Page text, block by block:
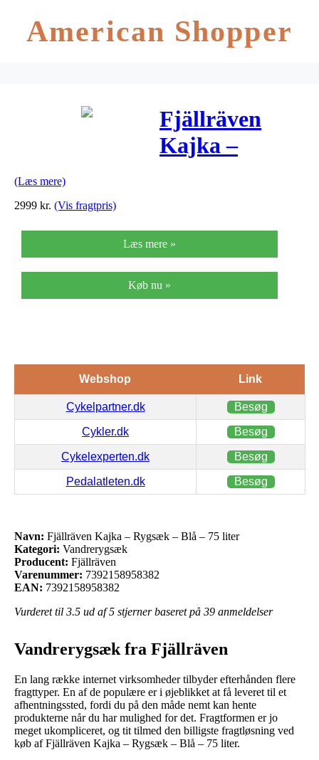
American Shopper
Fjällräven
Kajka –
(Læs mere)
2999 kr. (Vis fragtpris)
Læs mere »
Køb nu »
Webshop Link
Cykelpartner.dk Besøg
Cykler.dk Besøg
Cykelexperten.dk Besøg
Pedalatleten.dk Besøg
Navn: Fjällräven Kajka – Rygsæk – Blå – 75 liter
Kategori: Vandrerygsæk
Producent: Fjällräven
Varenummer: 7392158958382
EAN: 7392158958382
Vurderet til 3.5 ud af 5 stjerner baseret på 39 anmeldelser
Vandrerygsæk fra Fjällräven
En lang række internet virksomheder tilbyder efterhånden flere
fragttyper. En af de populære er i øjeblikket at få leveret til et
afhentningssted, fordi du på den måde nemt kan hente
produkterne når du har mulighed for det. Fragtformen er jo
meget ukompliceret, og tit tilmed den billigste fragtløsning ved
køb af Fjällräven Kajka – Rygsæk – Blå – 75 liter.